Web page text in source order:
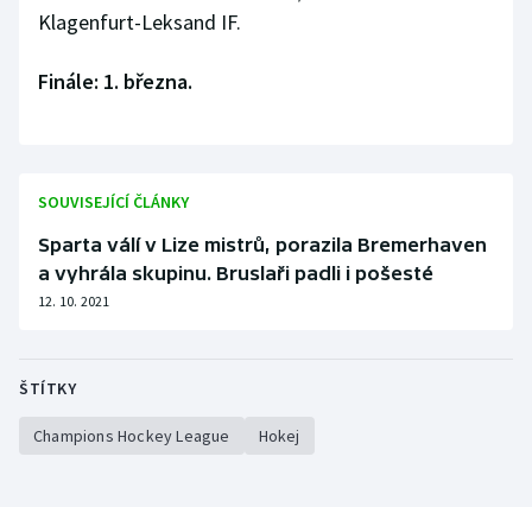
Klagenfurt-Leksand IF.
Finále: 1. března.
SOUVISEJÍCÍ ČLÁNKY
Sparta válí v Lize mistrů, porazila Bremerhaven
a vyhrála skupinu. Bruslaři padli i pošesté
12. 10. 2021
ŠTÍTKY
Champions Hockey League Hokej